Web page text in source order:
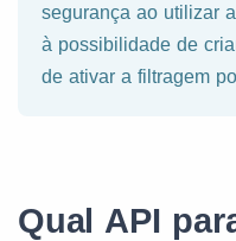
segurança ao utilizar
à possibilidade de
de ativar a filtragem
Qual API